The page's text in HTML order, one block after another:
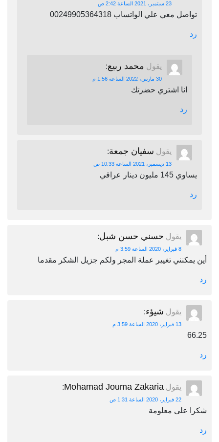
23 سبتمبر، 2021 الساعة 2:42 ص
تواصل معي علي الواتساب 00249905364318
رد
يقول محمد ربيع:
30 مارس، 2022 الساعة 1:56 م
انا اشتري حضرتك
رد
يقول سفيان جمعة:
13 ديسمبر، 2021 الساعة 10:33 ص
يساوي 145 مليون دينار عراقي
رد
يقول حسني حسن شبل:
8 فبراير، 2020 الساعة 3:59 م
أين يمكنني تغيير عملة المجر ولكم جزيل الشكر مقدما
رد
يقول شيؤء:
13 فبراير، 2020 الساعة 3:59 م
66.25
رد
يقول Mohamad Jouma Zakaria
:
22 فبراير، 2020 الساعة 1:31 ص
شكرا على معلومة
رد